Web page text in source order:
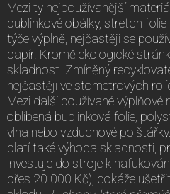
Mezi ty nejpoužívanější
bublinkové obálky, stretch
týče výplně, nejčastěji se
papír. Kromě ekologické
skladnost. Zmíněný
nejčastěji ve stometrových
Mezi další používané
oblíbená bublinková folie,
vlna nebo vzduchové
platí také výhoda skladnosti,
investuje do stroje k
přes 20 000 Kč), dokáže